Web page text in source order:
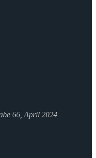
66, April 2024